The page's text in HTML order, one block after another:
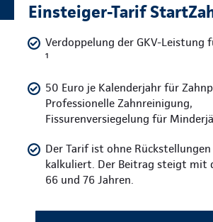
Einsteiger-Tarif
Verdoppelung der GKV-Leistung
¹
50 Euro je Kalenderjahr für
Professionelle Zahnreinigung,
Fissurenversiegelung für
Der Tarif ist ohne
kalkuliert. Der Beitrag steigt mit
66 und 76 Jahren.